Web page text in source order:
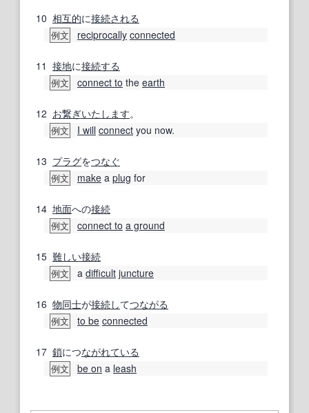
10 相互的に接続される
例文 reciprocally connected
11 接地に接続する
例文 connect to the earth
12 お繋ぎいたします。
例文 I will connect you now.
13 プラグをつなぐ
例文 make a plug for
14 地面への接続
例文 connect to a ground
15 難しい接続
例文 a difficult juncture
16 物同士が接続してつながる
例文 to be connected
17 鎖につながれている
例文 be on a leash